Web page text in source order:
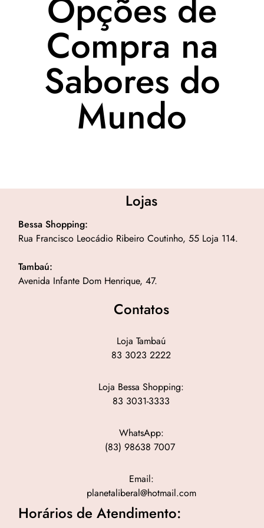
Opções de
Compra na
Sabores do
Mundo
Lojas
Bessa Shopping:
Rua Francisco Leocádio Ribeiro Coutinho, 55 Loja 114.
Tambaú:
Avenida Infante Dom Henrique, 47.
Contatos
Loja Tambaú
83 3023 2222
Loja Bessa Shopping:
83 3031-3333
WhatsApp:
(83) 98638 7007
Email:
planetaliberal@hotmail.com
Horários de Atendimento: